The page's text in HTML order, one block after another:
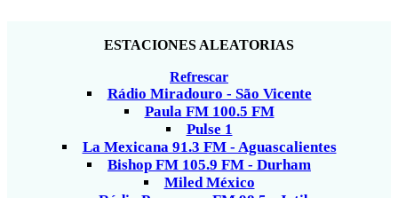
ESTACIONES ALEATORIAS
Refrescar
Rádio Miradouro - São Vicente
Paula FM 100.5 FM
Pulse 1
La Mexicana 91.3 FM - Aguascalientes
Bishop FM 105.9 FM - Durham
Miled México